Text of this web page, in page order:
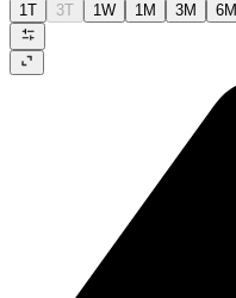
1T 3T 1W 1M 3M 6M